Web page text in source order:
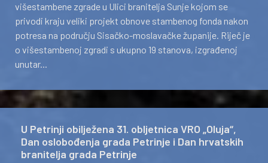
višestambene zgrade u Ulici branitelja Sunje kojom se
privodi kraju veliki projekt obnove stambenog fonda nakon
potresa na području Sisačko-moslavačke županije. Riječ je
o višestambenoj zgradi s ukupno 19 stanova, izgrađenoj
unutar...
U Petrinji obilježena 31. obljetnica VRO „Oluja“,
Dan oslobođenja grada Petrinje i Dan hrvatskih
branitelja grada Petrinje